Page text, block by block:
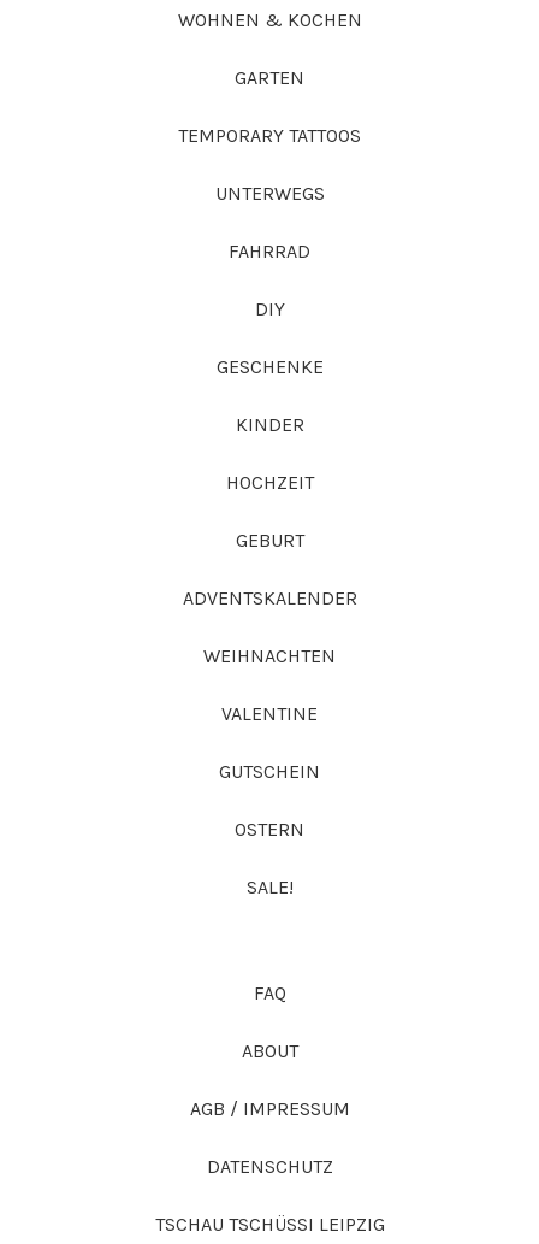
WOHNEN & KOCHEN
GARTEN
TEMPORARY TATTOOS
UNTERWEGS
FAHRRAD
DIY
GESCHENKE
KINDER
HOCHZEIT
GEBURT
ADVENTSKALENDER
WEIHNACHTEN
VALENTINE
GUTSCHEIN
OSTERN
SALE!
FAQ
ABOUT
AGB / IMPRESSUM
DATENSCHUTZ
TSCHAU TSCHÜSSI LEIPZIG